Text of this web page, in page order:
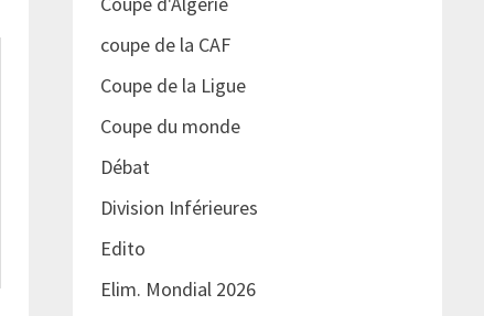
coupe de la CAF
Coupe de la Ligue
Coupe du monde
Débat
Division Inférieures
Edito
Elim. Mondial 2026